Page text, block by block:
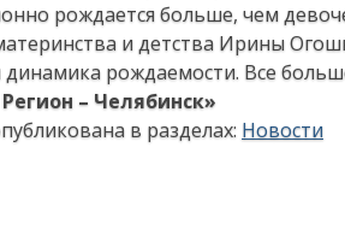
рождается больше, чем
и детства Ирины
рождаемости. Все
– Челябинск»
в разделах: Новости